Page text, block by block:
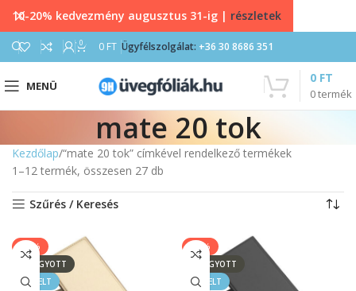
0 0 FT Ügyfélszolgálat: +36 30 8686 351
MENÜ
0termék
0 FT
mate 20 tok
Kezdőlap “mate 20 tok” címkével rendelkező termékek
1–12 termék, összesen 27 db
Szűrés / Keresés
-33%
ELFOGYOTT
KIEMELT
-33%
ELFOGYOTT
KIEMELT
10-20% kedvezmény augusztus 31-ig | részletek